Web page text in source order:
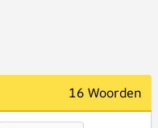
16 Woorden